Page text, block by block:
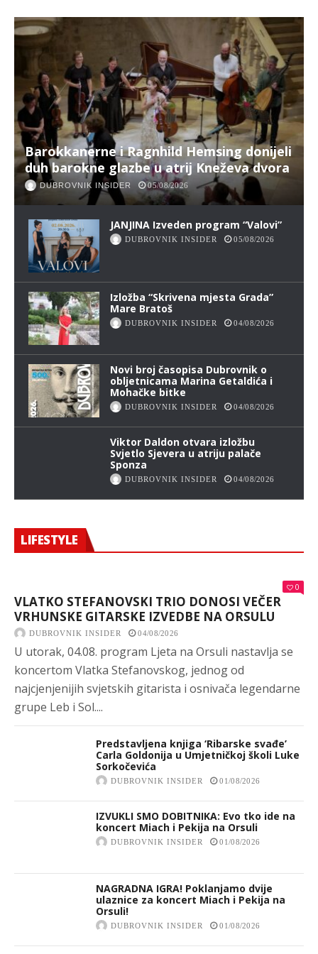
Barokkanerne i Ragnhild Hemsing donijeli
duh barokne glazbe u atrij Kneževa dvora
DUBROVNIK INSIDER 05/08/2026
JANJINA Izveden program “Valovi”
DUBROVNIK INSIDER 05/08/2026
Izložba “Skrivena mjesta Grada”
Mare Bratoš
DUBROVNIK INSIDER 04/08/2026
Novi broj časopisa Dubrovnik o
obljetnicama Marina Getaldića i
Mohačke bitke
DUBROVNIK INSIDER 04/08/2026
Viktor Daldon otvara izložbu
Svjetlo Sjevera u atriju palače
Sponza
DUBROVNIK INSIDER 04/08/2026
LIFESTYLE
0
VLATKO STEFANOVSKI TRIO DONOSI VEČER
VRHUNSKE GITARSKE IZVEDBE NA ORSULU
DUBROVNIK INSIDER 04/08/2026
U utorak, 04.08. program Ljeta na Orsuli nastavlja se
koncertom Vlatka Stefanovskog, jednog od
najcjenjenijih svjetskih gitarista i osnivača legendarne
grupe Leb i Sol....
Predstavljena knjiga ‘Ribarske svađe’
Carla Goldonija u Umjetničkoj školi Luke
Sorkočevića
DUBROVNIK INSIDER 01/08/2026
IZVUKLI SMO DOBITNIKA: Evo tko ide na
koncert Miach i Pekija na Orsuli
DUBROVNIK INSIDER 01/08/2026
NAGRADNA IGRA! Poklanjamo dvije
ulaznice za koncert Miach i Pekija na
Orsuli!
DUBROVNIK INSIDER 01/08/2026